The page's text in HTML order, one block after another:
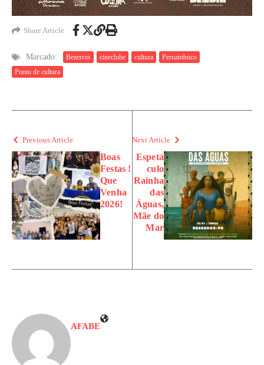
Share Article
Marcado: Bezerros cineclube cultura
Pernambuco
Ponto de cultura
Previous Article
Boas
Festas !
Que
Venha
2026!
Next Article
Espetá
culo
Rainha
das
Águas,
Mãe do
Mar
AFABE